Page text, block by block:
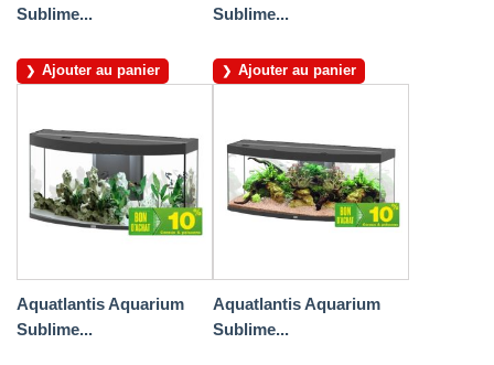
Sublime...
Ajouter au panier
Sublime...
Ajouter au panier
Aquatlantis Aquarium
Sublime...
Aquatlantis Aquarium
Sublime...